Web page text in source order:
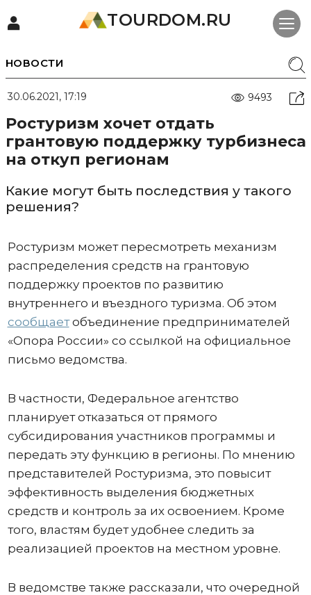
TOURDOM.RU
НОВОСТИ
30.06.2021, 17:19 9493
Ростуризм хочет отдать
грантовую поддержку турбизнеса
на откуп регионам
Какие могут быть последствия у такого
решения?
Ростуризм может пересмотреть механизм
распределения средств на грантовую
поддержку проектов по развитию
внутреннего и въездного туризма. Об этом
сообщаетобъединение предпринимателей
«Опора России» со ссылкой на официальное
письмо ведомства.
В частности, Федеральное агентство
планирует отказаться от прямого
субсидирования участников программы и
передать эту функцию в регионы. По мнению
представителей Ростуризма, это повысит
эффективность выделения бюджетных
средств и контроль за их освоением. Кроме
того, властям будет удобнее следить за
реализацией проектов на местном уровне.
В ведомстве также рассказали, что очередной